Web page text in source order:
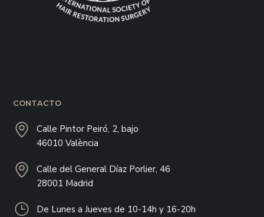
CONTACTO
Calle Pintor Peiró, 2, bajo
46010 València
Calle del General Díaz Porlier, 46
28001 Madrid
De Lunes a Jueves de 10-14h y 16-20h